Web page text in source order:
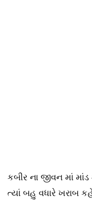
કબીર ના જીવન માં
ત્યાં બહુ વધારે ખરાબ